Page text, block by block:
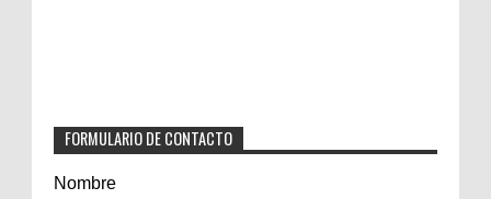
FORMULARIO DE CONTACTO
Nombre